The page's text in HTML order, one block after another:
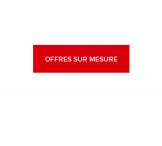
OFFRES SUR MESURE